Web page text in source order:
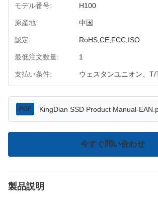
モデル番号: H100
原産地: 中国
認定: RoHS,CE,FCC,ISO
最低注文数量: 1
支払い条件: ウェスタンユニオン、T/
PDF KingDian SSD Product Manual-
今すぐ問い合わせ
製品説明